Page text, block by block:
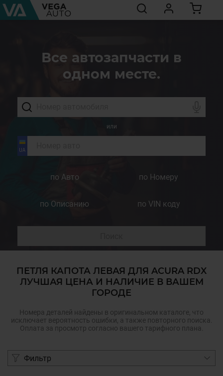
Все автозапчасти в
одном месте.
или
по Авто по Номеру
по Описанию по VIN коду
ПЕТЛЯ КАПОТА ЛЕВАЯ ДЛЯ ACURA RDX
ЛУЧШАЯ ЦЕНА И НАЛИЧИЕ В ВАШЕМ
ГОРОДЕ
Номера деталей найдены в оригинальном каталоге, что
исключает вероятность ошибки, а также повторного поиска.
Оплата за просмотр согласно вашего тарифного плана.
Фильтр